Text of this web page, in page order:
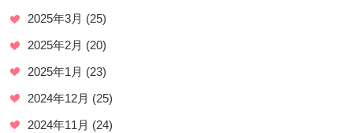
2025年3月 (25)
2025年2月 (20)
2025年1月 (23)
2024年12月 (25)
2024年11月 (24)